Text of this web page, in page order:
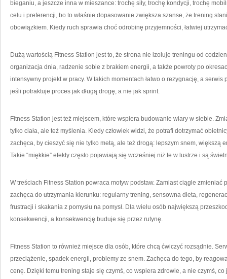
bieganiu, a jeszcze inna w mieszance: trochę siły, trochę kondycji, trochę
celu i preferencji, bo to właśnie dopasowanie zwiększa szanse, że trening
obowiązkiem. Kiedy ruch sprawia choć odrobinę przyjemności, łatwiej
Dużą wartością Fitness Station jest to, że strona nie izoluje treningu od
organizacja dnia, radzenie sobie z brakiem energii, a także powroty po
intensywny projekt w pracy. W takich momentach łatwo o rezygnację, a
jeśli potraktuje proces jak długą drogę, a nie jak sprint.
Fitness Station jest też miejscem, które wspiera budowanie wiary w siebie.
tylko ciała, ale też myślenia. Kiedy człowiek widzi, że potrafi dotrzymać
zachęca, by cieszyć się nie tylko metą, ale też drogą: lepszym snem, większą
Takie “miękkie” efekty często pojawiają się wcześniej niż te w lustrze i są
W treściach Fitness Station powraca motyw podstaw. Zamiast ciągle zmieniać
zachęca do utrzymania kierunku: regularny trening, sensowna dieta,
frustracji i skakania z pomysłu na pomysł. Dla wielu osób największą
konsekwencji, a konsekwencję buduje się przez rutynę.
Fitness Station to również miejsce dla osób, które chcą ćwiczyć rozsądnie.
przeciążenie, spadek energii, problemy ze snem. Zachęca do tego, by
cenę. Dzięki temu trening staje się czymś, co wspiera zdrowie, a nie czymś,